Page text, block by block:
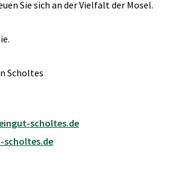
Sie sich an der Vielfalt der Mosel.
Scholtes
scholtes.de
scholtes.de